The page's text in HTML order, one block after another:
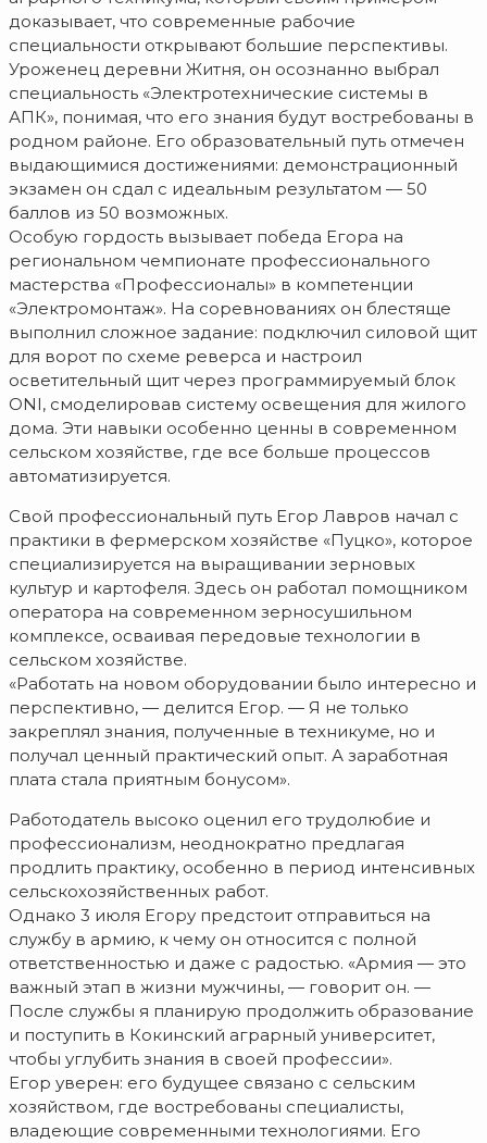
доказывает, что современные рабочие
специальности открывают большие перспективы.
Уроженец деревни Житня, он осознанно выбрал
специальность «Электротехнические системы в
АПК», понимая, что его знания будут востребованы в
родном районе. Его образовательный путь отмечен
выдающимися достижениями: демонстрационный
экзамен он сдал с идеальным результатом — 50
баллов из 50 возможных.
Особую гордость вызывает победа Егора на
региональном чемпионате профессионального
мастерства «Профессионалы» в компетенции
«Электромонтаж». На соревнованиях он блестяще
выполнил сложное задание: подключил силовой щит
для ворот по схеме реверса и настроил
осветительный щит через программируемый блок
ONI, смоделировав систему освещения для жилого
дома. Эти навыки особенно ценны в современном
сельском хозяйстве, где все больше процессов
автоматизируется.
Свой профессиональный путь Егор Лавров начал с
практики в фермерском хозяйстве «Пуцко», которое
специализируется на выращивании зерновых
культур и картофеля. Здесь он работал помощником
оператора на современном зерносушильном
комплексе, осваивая передовые технологии в
сельском хозяйстве.
«Работать на новом оборудовании было интересно и
перспективно, — делится Егор. — Я не только
закреплял знания, полученные в техникуме, но и
получал ценный практический опыт. А заработная
плата стала приятным бонусом».
Работодатель высоко оценил его трудолюбие и
профессионализм, неоднократно предлагая
продлить практику, особенно в период интенсивных
сельскохозяйственных работ.
Однако 3 июля Егору предстоит отправиться на
службу в армию, к чему он относится с полной
ответственностью и даже с радостью. «Армия — это
важный этап в жизни мужчины, — говорит он. —
После службы я планирую продолжить образование
и поступить в Кокинский аграрный университет,
чтобы углубить знания в своей профессии».
Егор уверен: его будущее связано с сельским
хозяйством, где востребованы специалисты,
владеющие современными технологиями. Его